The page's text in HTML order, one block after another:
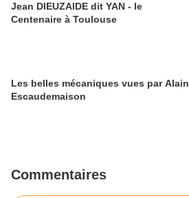
Jean DIEUZAIDE dit YAN - le
Centenaire à Toulouse
Les belles mécaniques vues par Alain
Escaudemaison
Commentaires